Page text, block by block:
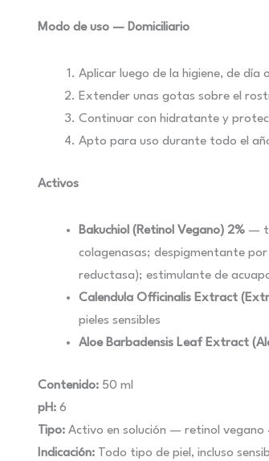
Modo de uso — Domiciliario
Aplicar luego de la higiene, de día
Extender unas gotas sobre el
Continuar con hidratante y
Apto para uso durante todo el
Activos
Bakuchiol (Retinol Vegano) 2% —
colagenasas; despigmentante
reductasa); estimulante de
Calendula Officinalis Extract
pieles sensibles
Aloe Barbadensis Leaf Extract
Contenido: 50 ml
pH: 6
Tipo: Activo en solución — retinol vegano
Indicación: Todo tipo de piel, incluso